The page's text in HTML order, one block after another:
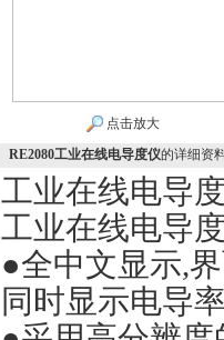
点击放大
RE2080工业在线电导度仪的详细资
工业在线电导
工业在线电导
●全中文显示,
同时显示电导